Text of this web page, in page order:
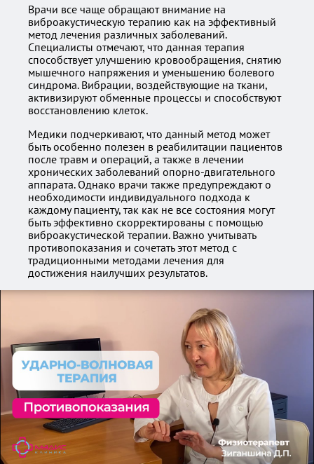
Врачи все чаще обращают внимание на
виброакустическую терапию как на эффективный
метод лечения различных заболеваний.
Специалисты отмечают, что данная терапия
способствует улучшению кровообращения, снятию
мышечного напряжения и уменьшению болевого
синдрома. Вибрации, воздействующие на ткани,
активизируют обменные процессы и способствуют
восстановлению клеток.
Медики подчеркивают, что данный метод может
быть особенно полезен в реабилитации пациентов
после травм и операций, а также в лечении
хронических заболеваний опорно-двигательного
аппарата. Однако врачи также предупреждают о
необходимости индивидуального подхода к
каждому пациенту, так как не все состояния могут
быть эффективно скорректированы с помощью
виброакустической терапии. Важно учитывать
противопоказания и сочетать этот метод с
традиционными методами лечения для
достижения наилучших результатов.